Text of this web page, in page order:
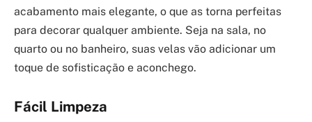
acabamento mais elegante, o que as torna perfeitas
para decorar qualquer ambiente. Seja na sala, no
quarto ou no banheiro, suas velas vão adicionar um
toque de sofisticação e aconchego.
Fácil Limpeza